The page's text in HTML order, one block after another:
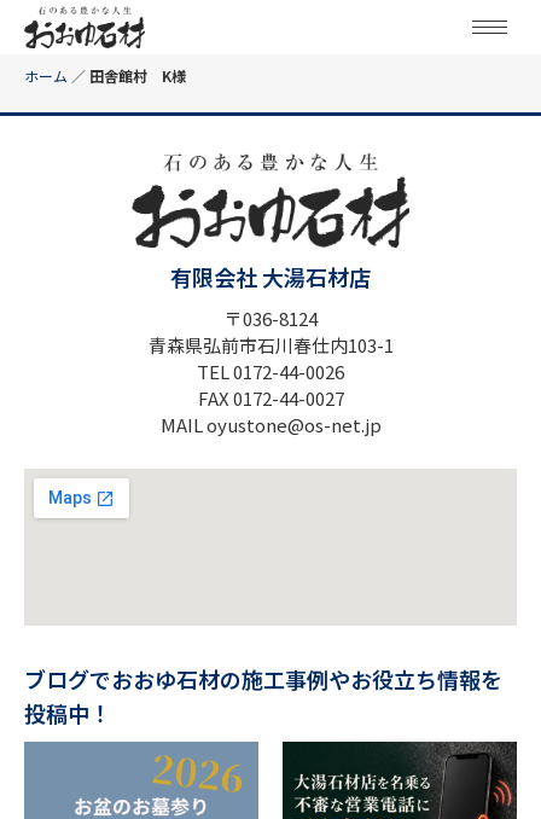
ホーム ／ 田舎館村 K様
有限会社 大湯石材店
〒036-8124
青森県弘前市石川春仕内103-1
TEL 0172-44-0026
FAX 0172-44-0027
MAIL oyustone@os-net.jp
ブログでおおゆ石材の施工事例やお役立ち情報を
投稿中！